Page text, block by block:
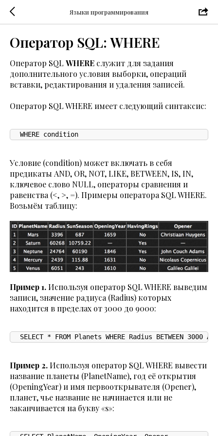
Языки программирования
Оператор SQL: WHERE
Оператор SQL WHERE служит для задания
дополнительного условия выборки, операций
вставки, редактирования и удаления записей.
Оператор SQL WHERE имеет следующий синтаксис:
WHERE condition
Условие (condition) может включать в себя
предикаты AND, OR, NOT, LIKE, BETWEEN, IS, IN,
ключевое слово NULL, операторы сравнения и
равенства (<, >, =). Примеры оператора SQL WHERE.
Возьмём таблицу:
Пример 1.Используя оператор SQL WHERE выведим
записи, значение радиуса (Radius) которых
находится в пределах от 3000 до 9000:
SELECT * FROM Planets WHERE Radius BETWEEN 3000
Пример 2.Используя оператор SQL WHERE вывести
название планеты (PlanetName), год её открытия
(OpeningYear) и имя первооткрывателя (Opener),
планет, чье название не начинается или не
заканчивается на букву «s»: